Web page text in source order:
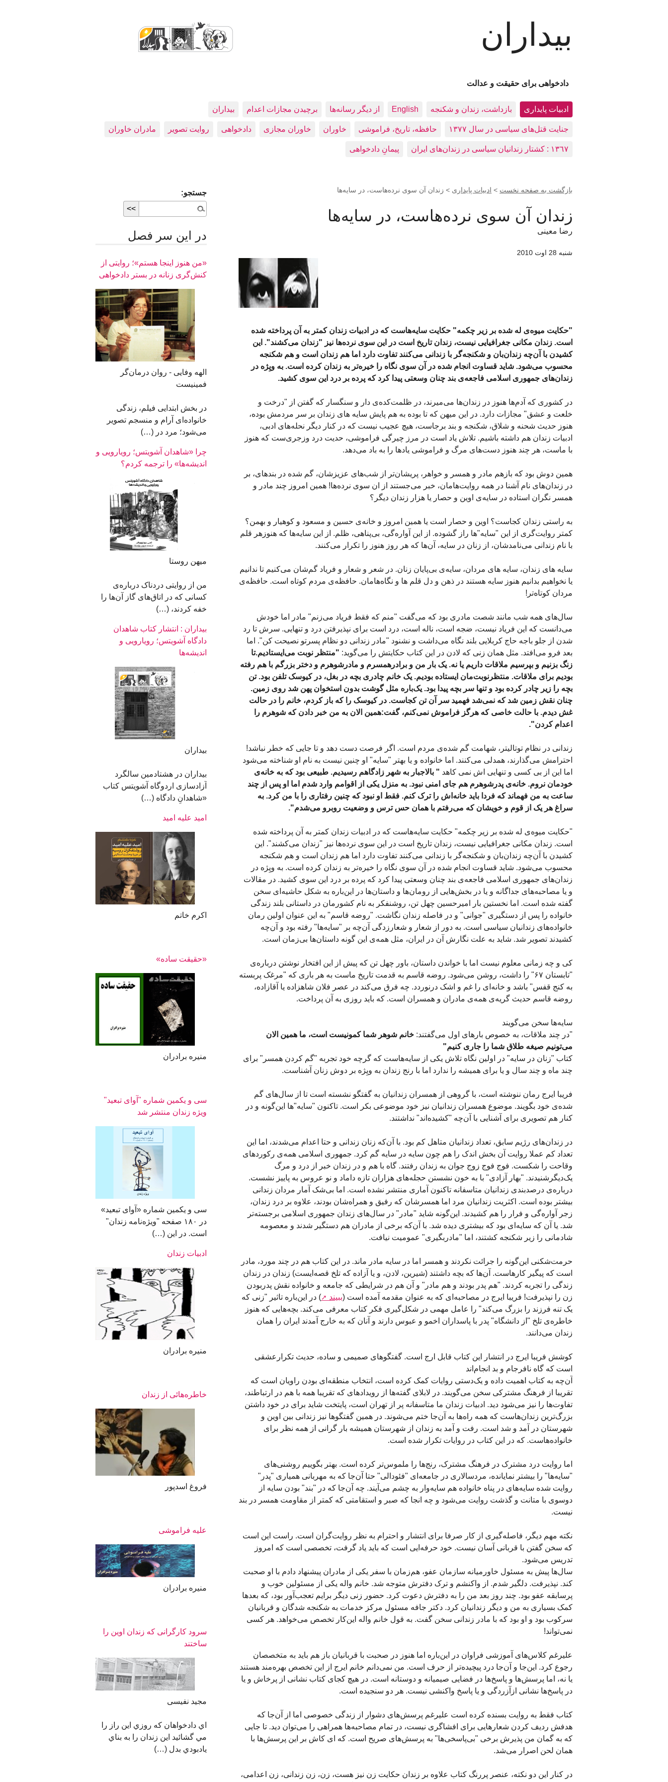
بیداران
دادخواهی برای حقیقت و عدالت
ادبيات پايداری بازداشت، زندان و شکنجه English از دیگر رسانه‌ها برچیدن مجازات اعدام بيداران
جنایت قتل‌های سیاسی در سال ۱۳۷۷ حافظه، تاريخ، فراموشی خاوران خاوران مجازی دادخواهی روایت تصویر مادران خاوران
١٣٦٧ : کشتار زندانيان سياسی در زندان‌های ایران پیمانِ دادخواهی
بازگشت به صفحه نخست > ادبيات پايداری > زندان آن سوی نرده‌هاست، در سایه‌ها
زندان آن سوی نرده‌هاست، در سایه‌ها
رضا معینی
شنبه 28 اوت 2010
"حکایت میوه‌ی له شده بر زیر چکمه" حکایت سایه‌هاست که در ادبیات زندان کمتر به آن پرداخته شده
است. زندان مکانی جغرافیایی نیست، زندان تاریخ است در این سوی نرده‌ها نیز "زندان می‌کشند". این
کشیدن با آن‌چه زندان‌بان و شکنجه‌گر با زندانی می‌کنند تفاوت دارد اما هم زندان است و هم شکنجه
محسوب می‌شود. شاید قساوت انجام شده در آن سوی نگاه را خیره‌تر به زندان کرده است. به ویِژه در
زندان‌های جمهوری اسلامی فاجعه‌ی بند چنان وسعتی پیدا کرد که پرده بر درد این سوی کشید.
در کشوری که آدم‌ها هنوز در زندان‌ها می‌میرند، در ظلمت‌‌کده‌ی دار و سنگسار که گفتن از "درخت و
خلعت و عشق" مجازات دارد. در این میهن که تا بوده به هم پایش سایه های زندان بر سر مردمش بوده،
هنوز حدیث شحنه و شلاق، شکنجه و بند برجاست، هیچ عجیب نیست که در کنار دیگر نحله‌های ادبی،
ادبیات زندان هم داشته باشیم. تلاش یاد است در مرز چیرگی فراموشی، حدیت درد وزجری‌ست که‌ هنوز
با ماست، هر چند هنوز دست‌های مرگ و فراموشی یادها را به باد می‌دهد.
همین دوش بود که بازهم مادر و همسر و خواهر، پریشان‌تر از شب‌های عزیزشان، گم شده در بندهای، بر
در زندان‌های نام آشنا در همه روایت‌هامان، خبر می‌جستند از ان سوی نرده‌ها! همین امروز چند مادر و
همسر نگران استاده در سایه‌ی اوین و حصار یا هزار زندان دیگر؟
به راستی زندان کجاست؟ اوین و حصار است یا همین امروز و خانه‌ی حسین و مسعود و کوهیار و بهمن؟
کمتر روایت‌گری از این "سایه"ها راز گشوده. از این آواره‌گی، بی‌پناهی، ظلم. از این سایه‌ها که هنوزهر قلم
با نام زندانی‌ می‌نامدشان، از زنان در سایه، آن‌ها که هر روز هنوز را تکرار می‌کنند.
سایه های زندان، سایه های مردان، سایه‌ی بی‌پایان زنان. در شعر و شعار و فریاد گم‌شان می‌کنیم تا ندانیم
یا نخواهیم بدانیم هنوز سایه هستند در ذهن و دل قلم ها و نگاه‌هامان. حافظه‌ی مردم کوتاه است. حافظه‌ی
مردان کوتاه‌تر!
سال‌های همه شب مانند شصت مادری بود که می‌گفت "منم که فقط فریاد می‌زنم" مادر اما خودش
می‌دانست که این فریاد نیست، ضجه است، ناله است، درد است برای نپذیرفتن درد و تنهایی. سرش تا رد
شدن از جلو باجه حاج کربلایی بلند نگاه می‌داشت و نشنود "مادر زندانی دو نظام پسرتو نصیحت کن". اما
بعد فرو می‌افتد. مثل همان زنی که لادن در این کتاب حکایتش را می‌گوید: "منتظر نوبت می‌ایستادیم.تا
زنگ بزنیم و بپرسیم ملاقات داریم یا نه. یک بار من و برادرهمسرم و مادرشوهرم و دختر بزرگم با هم رفته
بودیم برای ملاقات. منتظرنوبت‌مان ایستاده بودیم. یک خانم چادری بچه در بغل، در کیوسک تلفن بود. تن
بچه را زیر چادر کرده بود و تنها سر بچه پیدا بود. یک‌باره مثل گوشت بدون استخوان پهن شد روی زمین.
چنان نقش زمین شد که نمی‌شد فهمید سر آن تن کجاست. در کیوسک را که باز کردم، خانم را در حالت
غش دیدم. با حالت خاصی که هرگز فراموش نمی‌کنم، گفت:همین الان به من خبر دادن که شوهرم را
اعدام کردن".
زندانی در نظام توتالیتر، شهامت گم شده‌ی مردم است. اگر فرصت دست دهد و تا جایی که خطر نباشد!
احترامش می‌گذارند، همدلی می‌کنند. اما خانواده و یا بهتر "سایه" او چنین نیست به نام او شناخته می‌شود
اما این از بی کسی و تنهایی اش نمی کاهد " بالاجبار به شهر زادگاهم رسیدیم. طبیعی بود که به خانه‌ی
خودمان نروم. خانه‌ی پدرشوهرم هم جای امنی نبود. به منزل یکی از اقوامم وارد شدم اما او پس از چند
ساعت به من فهماند که فردا باید خانه‌اش را ترک کنم. فقط او نبود که چنین رفتاری را با من کرد. به
سراغ هر یک از قوم و خویشان که می‌رفتم با همان حس ترس و وضعیت روبرو می‌شدم".
"حکایت میوه‌ی له شده بر زیر چکمه" حکایت سایه‌هاست که در ادبیات زندان کمتر به آن پرداخته شده
است. زندان مکانی جغرافیایی نیست، زندان تاریخ است در این سوی نرده‌ها نیز "زندان می‌کشند". این
کشیدن با آن‌چه زندان‌بان و شکنجه‌گر با زندانی می‌کنند تفاوت دارد اما هم زندان است و هم شکنجه
محسوب می‌شود. شاید قساوت انجام شده در آن سوی نگاه را خیره‌تر به زندان کرده است. به ویِژه در
زندان‌های جمهوری اسلامی فاجعه‌ی بند چنان وسعتی پیدا کرد که پرده بر درد این سوی کشید. در مقالات
و یا مصاحبه‌های جداگانه و یا در بخش‌هایی از رومان‌ها و داستان‌ها در این‌باره به شکل حاشیه‌ای سخن
گفته شده است. اما نخستین بار امیرحسین چهل تن، روشنفکر به نام کشورمان در داستانی بلند زندگی
خانواده را پس از دستگیری "جوانی" و در فاصله زندان نگاشت. "روضه قاسم" به این عنوان اولین رمان
خانواده‌های زندانیان سیاسی است. به دور از شعار و شعارزدگی آن‌چه بر "سایه‌ها" رفته بود و آن‌چه
کشیدند تصویر شد. شاید به علت نگارش آن در ایران، مثل همه‌ی این گونه داستان‌ها بی‌زمان است.
کی و چه زمانی معلوم نیست اما با خواندن داستان، باور چهل تن که پیش از این افتخار نوشتن درباره‌ی
"تابستان ۶۷" را داشت، روشن می‌شود. روضه قاسم به قدمت تاریخ ماست به هر باری که "مرغک پربسته
به کنج قفس" باشد و خانه‌ای را غم و اشک درنوردد. چه فرق می‌کند در عصر فلان شاهزاده یا آقازاده،
روضه قاسم حدیث گریه‌ی همه‌ی مادران و همسران است. که باید روزی به آن پرداخت.
سایه‌ها سخن می‌گویند
"در چند ملاقات، به خصوص بارهای اول می‌گفتند: خانم شوهر شما کمونیست است، ما همین الان
می‌تونیم صیغه طلاق شما را جاری کنیم"
کتاب "زنان در سایه" در اولین نگاه تلاش یکی از سایه‌هاست که گرچه خود تجربه "گم کردن همسر" برای
چند ماه و چند سال و یا برای همیشه را ندارد اما با رنج زندان به ویِژه بر دوش زنان آشناست.
فریبا ایرج رمان ننوشته است، با گروهی از همسران زندانیان به گفتگو نشسته است تا از سال‌های گم
شده‌ی خود بگویند. موضوع همسران زندانیان نیز خود موضوعی بکر است. تاکنون "سایه‌"ها این‌گونه و در
کنار هم تصویری برای آشنایی با آن‌چه "کشیده‌اند" نداشتند.
در زندان‌های رژیم سابق، تعداد زندانیان متاهل کم بود. با آن‌که زنان زندانی و حتا اعدام می‌شدند، اما این
تعداد کم عملا روایت آن بخش اندک را هم چون سایه در سایه گم کرد. جمهوری اسلامی همه‌ی رکوردهای
وقاحت را شکست. فوج فوج زوج جوان به زندان رفتند. گاه با هم و در زندان خبر از درد و مرگ
یک‌دیگرشنیدند. "بهار آزادی" با به خون نشستن حجله‌های هزاران تازه داماد و نو عروس به پاییز نشست.
درباره‌ی درصدبندی زندانیان متاسفانه تاکنون آماری منتشر نشده است. اما بی‌شک آمار مردان زندانی
بیشتر بوده است. اکثریت زندانیان مرد اما همسرشان که رفیق و همراه‌شان بودند، علاوه بر درد زندان،
زجر آواره‌گی و فرار را هم ‌کشیدند. این‌گونه شاید "مادر" در سال‌های زندان جمهوری اسلامی برجسته‌تر
شد. یا آن که سایه‌ای بود که بیشتری دیده شد. با آن‌که برخی از مادران هم دستگیر شدند و معصومه
شادمانی را زیر شکنجه کشتند، اما "مادربگیری" عمومیت نیافت.
حرمت‌شکنی این‌گونه را جرائت نکردند و همسر اما در سایه مادر ماند. در این کتاب هم در چند مورد، مادر
است که پیگیر کارهاست. آن‌ها که بچه داشتند (شیرین، لادن، و یا آزاده که تلخ قصه‌ایست) زندان در زندان
زندگی را تجربه کردند. "هم پدر بودند و هم مادر" و آن هم در شرایطی که جامعه و خانواده نقش پدربودن
زن را نپذیرفت! فریبا ایرج در مصاحبه‌ای که به عنوان مقدمه آمده است (ببیند
) در این‌باره تاثیر "زنی که
یک تنه فرزند را بزرگ می‌کند" را عامل مهمی در شکل‌گیری فکر کتاب معرفی می‌کند. بچه‌هایی که هنوز
خاطره‌ی تلخ "از دانشگاه" پدر با پاسداران اخمو و عبوس دارند و آنان که به خارج آمدند ایران را همان
زندان می‌دانند.
کوشش فریبا ایرج در انتشار این کتاب قابل ارج است. گفتگوهای صمیمی و ساده، حدیث تکرارعشقی
است که گاه نافرجام و بد انجام‌اند
آن‌چه به کتاب اهمیت داده و یک‌دستی روایات کمک کرده است، انتخاب منطقه‌ای بودن راویان است که
تقریبا از فرهنگ مشترکی سخن می‌گویند. در لابلای گفته‌ها از رویدادهای که تقریبا همه با هم در ارتباطند،
تفاوت‌ها را نیز می‌شود دید. ادبیات زندان ما متاسفانه پر از تهران است، پایتخت شاید برای در خود داشتن
بزرگ‌ترین زندان‌هاست که همه راه‌ها به آن‌جا ختم می‌شوند. در همین گفتگوها نیز زندانی بین اوین و
شهرستان در آمد و شد است. رفت و آمد به زندان از شهرستان همیشه بار گرانی از همه نظر برای
خانواده‌هاست. که در این کتاب در روایات تکرار شده است.
اما روایت درد مشترک در فرهنگ مشترک، رنج‌ها را ملموس‌تر کرده است. بهتر بگوییم روشنی‌های
"سایه‌ها" را بیشتر نمایانده، مردسالاری در جامعه‌ای "فئودالی" حتا آن‌جا که به مهربانی همیاری "پدر"
روایت شده سایه‌های در پناه خانواده هم سایه‌وار به چشم می‌آیند. چه آن‌جا که در "بند" بودن سایه از
دوسوی با متانت و گذشت روایت می‌شود و چه انجا که صبر و استقامتی که کمتر از مقاومت همسر در بند
نیست.
نکته مهم دیگر، فاصله‌گیری از کار صرفا برای انتشار و احترام به نظر روایت‌گران است. راست این است
که سخن گفتن با قربانی آسان نیست. خود حرفه‌ایی است که باید یاد گرفت، تخصصی است که امروز
تدریس می‌شود.
سال‌ها پیش به مسئول خاورمیانه سازمان عفو، هم‌زمان با سفر یکی از مادران پیشنهاد دادم با او صحبت
کند. نپذیرفت. دلگیر شدم. از واکنشم و ترک دفترش متوجه شد. خانم واله یکی از مسئولین خوب و
پرسابقه عفو بود. چند روز بعد من را به دفترش دعوت کرد. حضور زنی دیگر برایم تعجب‌آور بود، که بعدها
کمک بسیاری به من و دیگر زندانیان کرد. دکتر جافه مسئول مرکز خدمات به شکنجه شدگان و قربانیان
سرکوب بود و او بود که با مادر زندانی سخن گفت. به قول خانم واله این‌کار تخصص می‌خواهد. هر کسی
نمی‌تواند!
علیرغم کلاس‌های آموزشی فراوان در این‌باره اما هنوز در صحبت با قربانیان باز هم باید به متخصصان
رجوع کرد. این‌جا و آن‌جا درد پیچیده‌تر از حرف است. من نمی‌دانم خانم ایرج از این تخصص بهره‌مند هستند
یا نه، اما پرسش‌ها و پاسخ‌ها در فضایی صیمیانه و دوستانه است. در هیچ کجای کتاب نشانی از پرخاش و یا
در پاسخ‌ها نشانی ازآزرد‌گی و یا پاسخ واکنشی نیست. هر دو سنجیده است.
کتاب فقط به روایت بسنده کرده است علیرغم پرسش‌های دشوار از زندگی خصوصی اما از آن‌جا که
هدفش ردیف کردن شعارهایی برای افشاگری نیست، در تمام مصاحبه‌ها همراهی را می‌توان دید. تا جایی
که به گمان من پذیرش برخی "بی‌پاسخی‌ها" به پرسش‌های صریح است. که ای کاش بر این پرسش‌ها با
همان لحن اصرار می‌شد.
در کنار این دو نکته، عنصر پررنگ کتاب علاوه بر زندان حکایت زن نیز هست، زن، زن زندانی، زن اعدامی،
جستجو:
در اين سر فصل
«من هنوز اینجا هستم»؛ روایتی از
کنش‌گری زنانه در بستر دادخواهی
الهه وفایی - روان درمان‌گر
فمینیست
در بخش ابتدایی فیلم، زندگی
خانواده‌ای آرام و منسجم تصویر
می‌شود؛ مرد در (…)
چرا «شاهدان آشویتس؛ رویارویی و
اندیشه‌ها» را ترجمه کردم؟
میهن روستا
من از روایتی دردناک درباره ‌ی
کسانی که در اتاق‌های گاز آن‌ها را
خفه‌ کردند، (…)
بیداران : انتشار کتاب شاهدان
دادگاه آشویتس؛ رویارویی و
اندیشه‌ها
بیداران
بیداران در هشتادمین سالگرد
آزاد‌سازی اردوگاه آشویتس کتاب
«شاهدانِ دادگاه (…)
امید علیه امید
اکرم خاتم
«حقیقت ساده»
منیره برادران
سی‌ و یکمین شماره "آوای تبعید"
ویژه زندان منتشر شد
سی و یکمین شماره «آوای تبعید»
در ۱۸۰ صفحه "ویژه‌نامه‌ زندان"
است. در این (…)
ادبیات زندان
منیره برادران
خاطره‌هائی از زندان
فروغ اسدپور
علیه فراموشی
منیره برادران
سرود كارگرانی كه زندان اوين را
ساختند
مجید نفیسی
اي دادخواهان كه روزي اين راز را
مي گشائيد اين زندان را به بناي
يادبودي بدل (…)